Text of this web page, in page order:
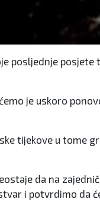
posljednje
je uskoro
tijekove u tome
da na
i potvrdimo da